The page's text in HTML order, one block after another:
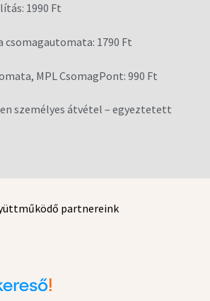
1990 Ft
csomagautomata: 1790 Ft
MPL CsomagPont: 990 Ft
személyes átvétel – egyeztetett
partnereink